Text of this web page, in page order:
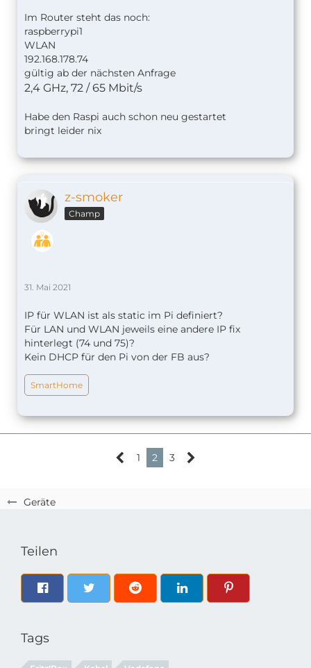
Geräte
Im Router steht das noch:
raspberrypi1
WLAN
192.168.178.74
gültig ab der nächsten Anfrage
2,4 GHz, 72 / 65 Mbit/s
Habe den Raspi auch schon neu gestartet
bringt leider nix
z-smoker
Champ
31. Mai 2021
IP für WLAN ist als static im Pi definiert?
Für LAN und WLAN jeweils eine andere IP fix
hinterlegt (74 und 75)?
Kein DHCP für den Pi von der FB aus?
SmartHome
1 2 3
Teilen
Tags